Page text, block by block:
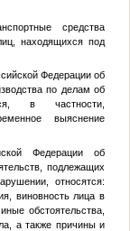
средства
находящихся под
Федерации об
по делам об
в частности,
выяснение
Федерации об
подлежащих
относятся:
виновность лица в
обстоятельства,
а также причины и